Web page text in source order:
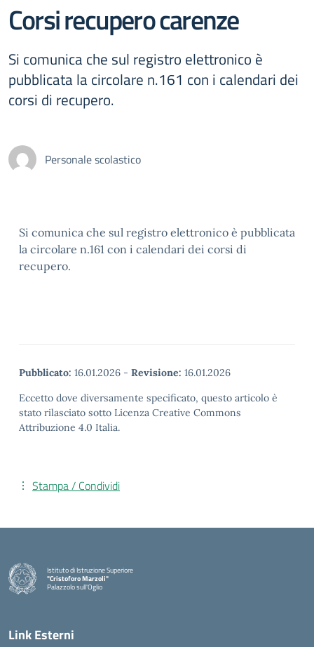
Corsi recupero carenze
Si comunica che sul registro elettronico è
pubblicata la circolare n.161 con i calendari dei
corsi di recupero.
Personale scolastico
Si comunica che sul registro elettronico è pubblicata
la circolare n.161 con i calendari dei corsi di
recupero.
Pubblicato: 16.01.2026 - Revisione: 16.01.2026
Eccetto dove diversamente specificato, questo articolo è
stato rilasciato sotto Licenza Creative Commons
Attribuzione 4.0 Italia.
Stampa / Condividi
Istituto di Istruzione Superiore
"Cristoforo Marzoli"
Palazzolo sull'Oglio
— Visita la pagina iniziale della scuola
Link Esterni